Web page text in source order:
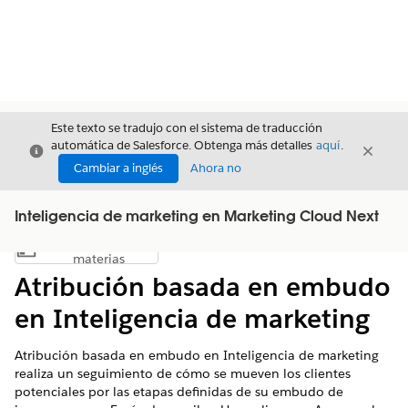
Cerrar
Este texto se tradujo con el sistema de traducción
automática de Salesforce. Obtenga más detalles aquí.
Cambiar a inglés
Ahora no
Cerrar
Inteligencia de marketing en Marketing Cloud Next
Mostrar índice de materias
materias
Atribución basada en embudo
en Inteligencia de marketing
Atribución basada en embudo en Inteligencia de marketing
realiza un seguimiento de cómo se mueven los clientes
potenciales por las etapas definidas de su embudo de